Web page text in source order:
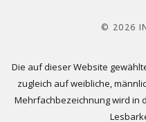
© 2026
Die auf dieser Website
zugleich auf weibliche,
Mehrfachbezeichnung wird in